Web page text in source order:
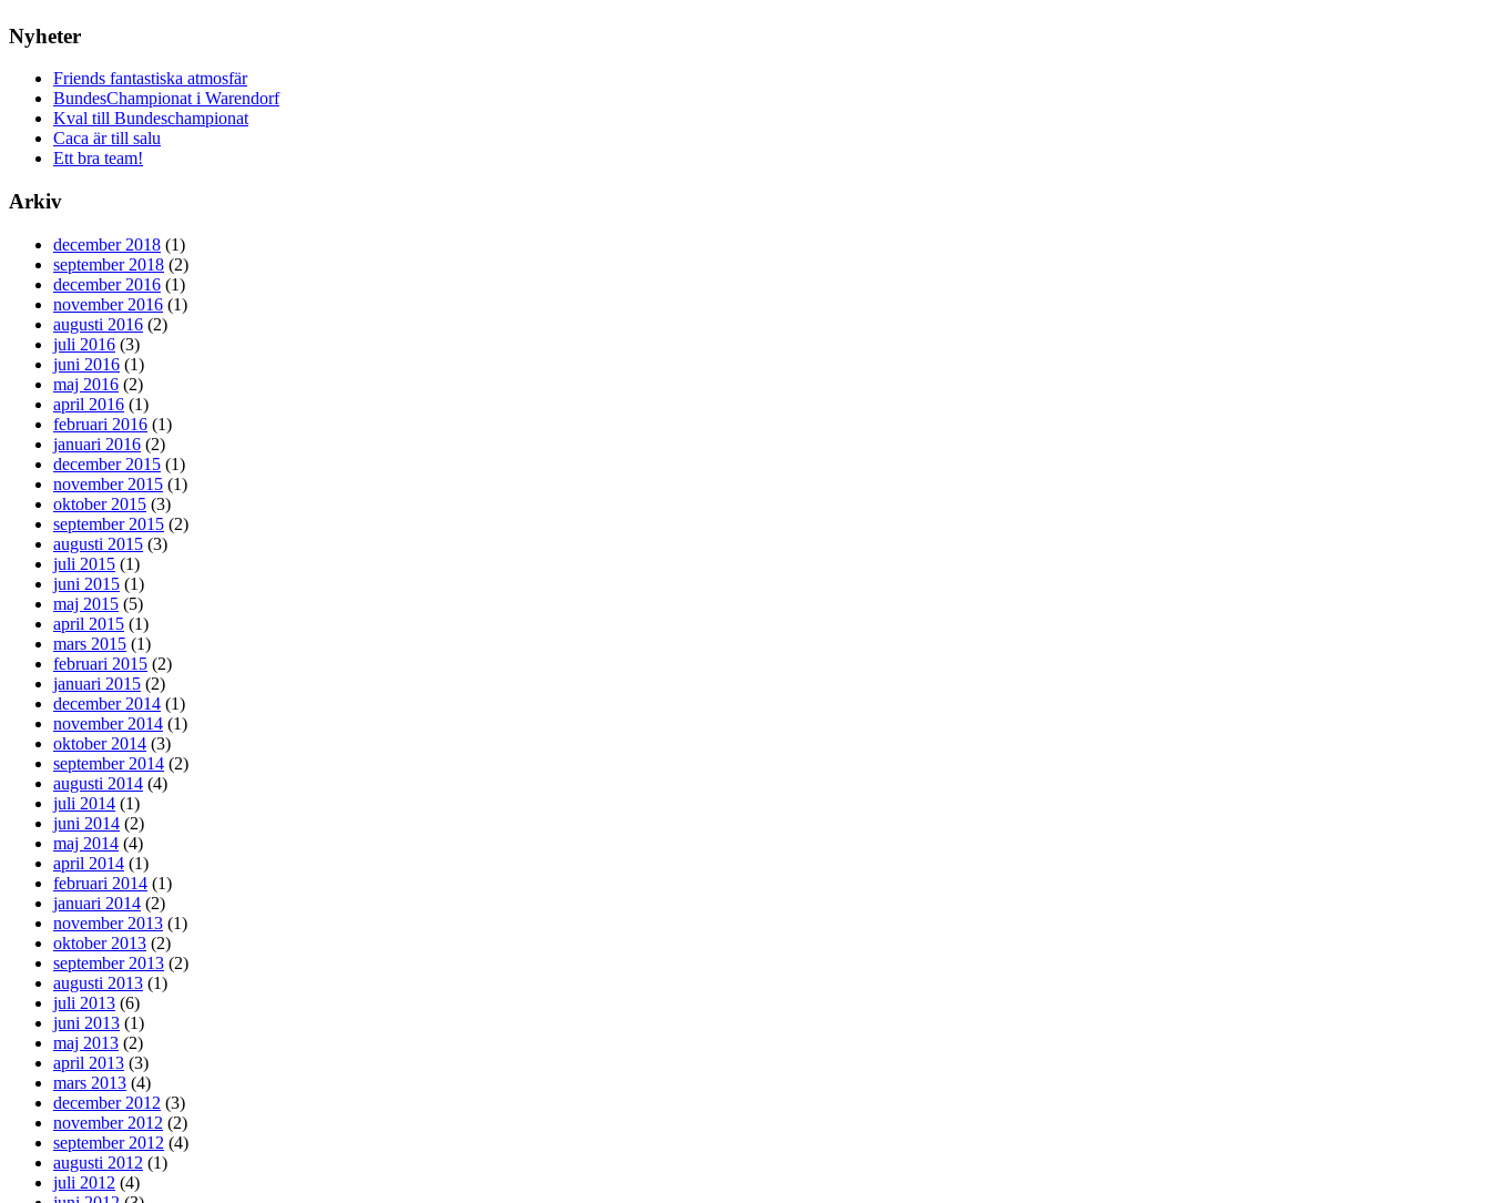
Nyheter
Friends fantastiska atmosfär
BundesChampionat i Warendorf
Kval till Bundeschampionat
Caca är till salu
Ett bra team!
Arkiv
december 2018 (1)
september 2018 (2)
december 2016 (1)
november 2016 (1)
augusti 2016 (2)
juli 2016 (3)
juni 2016 (1)
maj 2016 (2)
april 2016 (1)
februari 2016 (1)
januari 2016 (2)
december 2015 (1)
november 2015 (1)
oktober 2015 (3)
september 2015 (2)
augusti 2015 (3)
juli 2015 (1)
juni 2015 (1)
maj 2015 (5)
april 2015 (1)
mars 2015 (1)
februari 2015 (2)
januari 2015 (2)
december 2014 (1)
november 2014 (1)
oktober 2014 (3)
september 2014 (2)
augusti 2014 (4)
juli 2014 (1)
juni 2014 (2)
maj 2014 (4)
april 2014 (1)
februari 2014 (1)
januari 2014 (2)
november 2013 (1)
oktober 2013 (2)
september 2013 (2)
augusti 2013 (1)
juli 2013 (6)
juni 2013 (1)
maj 2013 (2)
april 2013 (3)
mars 2013 (4)
december 2012 (3)
november 2012 (2)
september 2012 (4)
augusti 2012 (1)
juli 2012 (4)